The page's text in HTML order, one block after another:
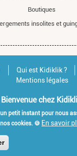
Boutiques
insolites et
Qui est Kidiklik ?
Mentions légales
Bienvenue chez
petit instant pour nous
cookies. 🍪 En savoir